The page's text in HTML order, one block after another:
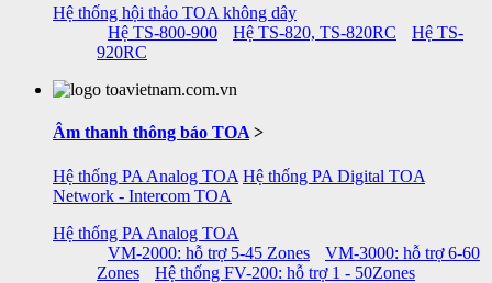
Hệ thống hội thảo TOA không dây
Hệ TS-800-900
Hệ TS-820, TS-820RC
Hệ TS-
920RC
Âm thanh thông báo TOA >
Hệ thống PA Analog TOA Hệ thống PA Digital TOA
Network - Intercom TOA
Hệ thống PA Analog TOA
VM-2000: hỗ trợ 5-45 Zones
VM-3000: hỗ trợ 6-60
Zones
Hệ thống FV-200: hỗ trợ 1 - 50Zones